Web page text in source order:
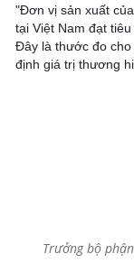
"Đơn vị sản xuất
tại Việt Nam đạt
Đây là thước đo
định giá trị thương
Trưởng bộ